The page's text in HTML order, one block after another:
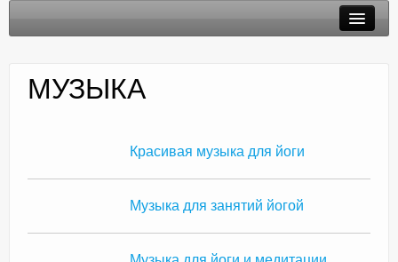
Методика SLAVYOGA
Методика ЧЕРЕНОК
МУЗЫКА
Красивая музыка для йоги
Музыка для занятий йогой